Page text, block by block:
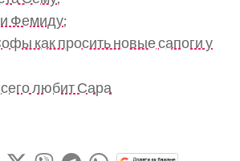
Фемиду;
как просить новые сапоги у
любит Сара